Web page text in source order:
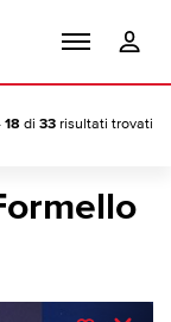
18 di 33 risultati trovati